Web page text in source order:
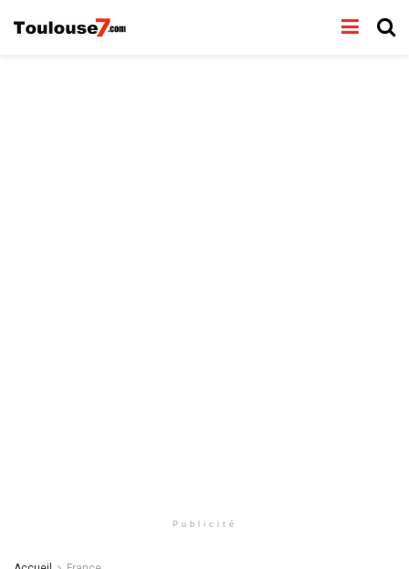
Publicité